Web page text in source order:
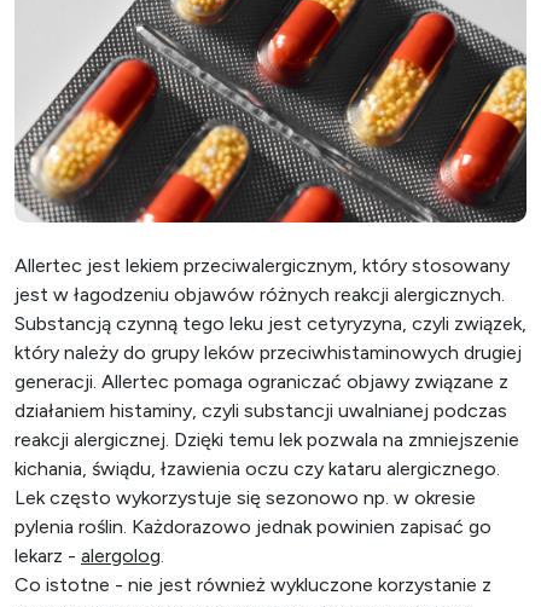
Allertec jest lekiem przeciwalergicznym, który stosowany
jest w łagodzeniu objawów różnych reakcji alergicznych.
Substancją czynną tego leku jest cetyryzyna, czyli związek,
który należy do grupy leków przeciwhistaminowych drugiej
generacji. Allertec pomaga ograniczać objawy związane z
działaniem histaminy, czyli substancji uwalnianej podczas
reakcji alergicznej. Dzięki temu lek pozwala na zmniejszenie
kichania, świądu, łzawienia oczu czy kataru alergicznego.
Lek często wykorzystuje się sezonowo np. w okresie
pylenia roślin. Każdorazowo jednak powinien zapisać go
lekarz - alergolog
Co istotne - nie jest również wykluczone korzystanie z